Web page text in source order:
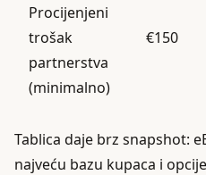
Procijenjeni
trošak
partnerstva
(minimalno)
€150
Tablica daje brz snapshot:
najveću bazu kupaca i